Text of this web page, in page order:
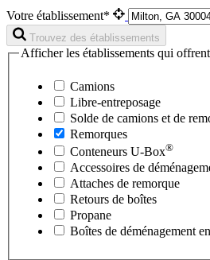
Votre établissement*
Trouvez des établissements
Afficher les établissements qui
Camions
Libre-entreposage
Solde de camions et de
Remorques
Conteneurs U-Box®
Accessoires de
Attaches de remorque
Retours de boîtes
Propane
Boîtes de déménagement